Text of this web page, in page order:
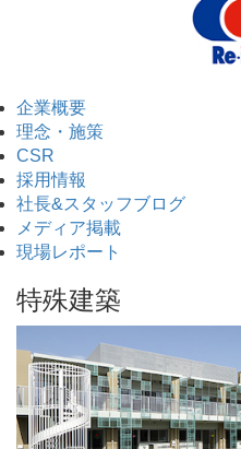
企業概要
理念・施策
CSR
採用情報
社長&スタッフブログ
メディア掲載
現場レポート
特殊建築